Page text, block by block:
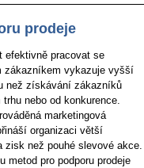
prodeje
efektivně pracovat se
zákazníkem vykazuje vyšší
než získávání zákazníků
nebo od konkurence.
marketingová
organizaci větší
zisk než pouhé slevové akce.
metod pro podporu prodeje